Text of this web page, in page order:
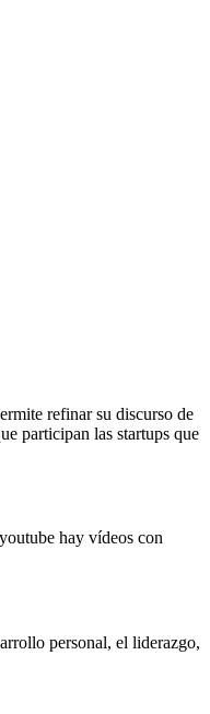
refinar su discurso de
participan las startups que
hay vídeos con
personal, el liderazgo,